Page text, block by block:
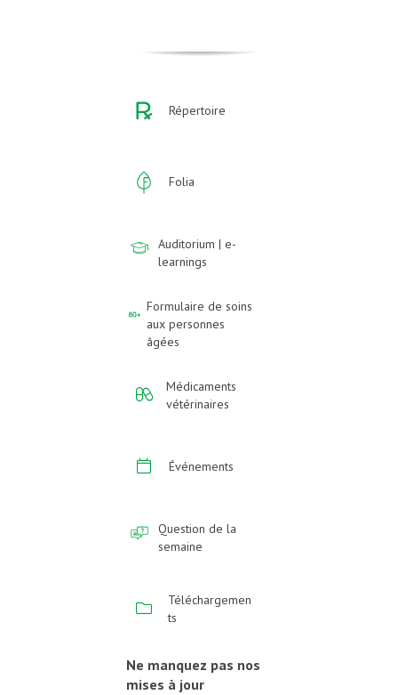
Répertoire
Folia
Auditorium | e-
learnings
Formulaire de soins
aux personnes
âgées
Médicaments
vétérinaires
Événements
Question de la
semaine
Téléchargemen
ts
Ne manquez pas nos
mises à jour